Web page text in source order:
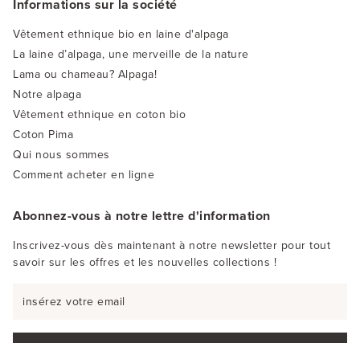
Informations sur la société
Vêtement ethnique bio en laine d'alpaga
La laine d’alpaga, une merveille de la nature
Lama ou chameau? Alpaga!
Notre alpaga
Vêtement ethnique en coton bio
Coton Pima
Qui nous sommes
Comment acheter en ligne
Abonnez-vous à notre lettre d'information
Inscrivez-vous dès maintenant à notre newsletter pour tout
savoir sur les offres et les nouvelles collections !